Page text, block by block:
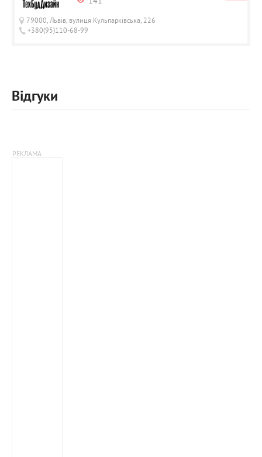
79000, Львів, вулиця Кульпарківська, 226
+380(95)110-68-99
Відгуки